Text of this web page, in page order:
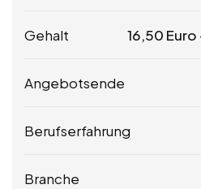
Gehalt 16,50 Euro
Angebotsende
Berufserfahrung
Branche